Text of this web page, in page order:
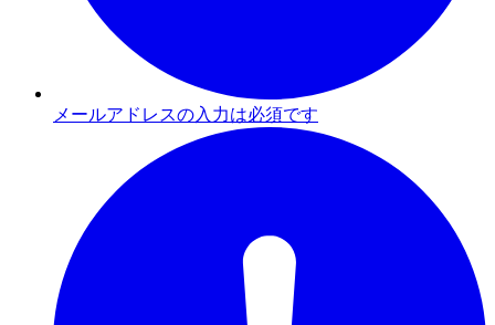
メールアドレスの入力は必須です